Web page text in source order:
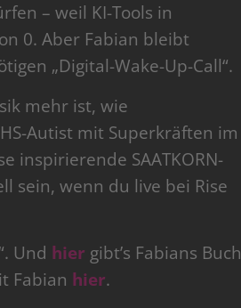
– weil KI-Tools in
0. Aber Fabian bleibt
„Digital-Wake-Up-Call“.
mehr ist, wie
Autist mit Superkräften im
inspirierende SAATKORN-
sein, wenn du live bei Rise
Und hier gibt’s Fabians Buch
Fabian hier.